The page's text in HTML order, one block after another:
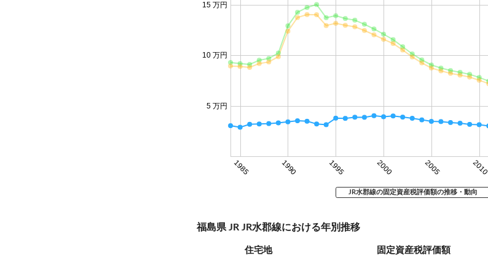
1985 1990 1995 2000 2005 2010
5 万円
10 万円
15 万円
JR水郡線の固定資産税評価額の推移・動向
福島県 JR JR水郡線における年別推移
住宅地 固定資産税評価額